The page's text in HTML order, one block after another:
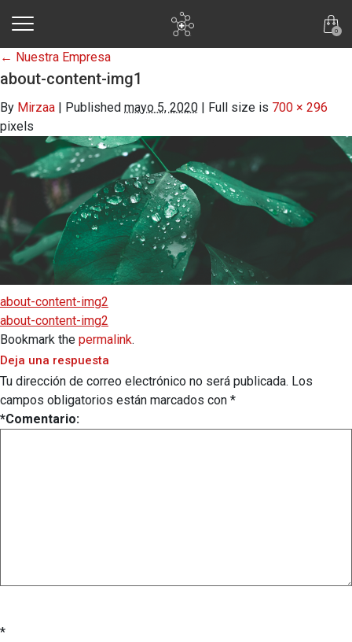
0
← Nuestra Empresa
about-content-img1
By Mirzaa | Published mayo 5, 2020 | Full size is 700 × 296
pixels
about-content-img2
about-content-img2
Bookmark the permalink.
Deja una respuesta
Tu dirección de correo electrónico no será publicada. Los
campos obligatorios están marcados con *
*Comentario:
*